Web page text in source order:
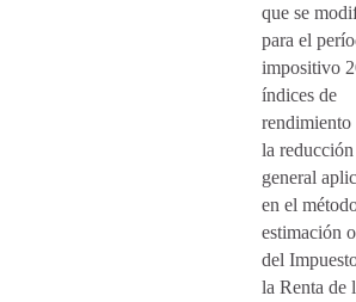
que se
para el
impositivo
índices de
rendimiento
la reducción
general
en el
estimación
del
la Renta de